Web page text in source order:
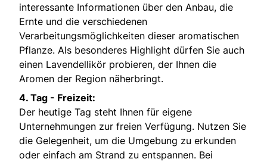
interessante Informationen über den Anbau, die
Ernte und die verschiedenen
Verarbeitungsmöglichkeiten dieser aromatischen
Pflanze. Als besonderes Highlight dürfen Sie auch
einen Lavendellikör probieren, der Ihnen die
Aromen der Region näherbringt.
4. Tag - Freizeit:
Der heutige Tag steht Ihnen für eigene
Unternehmungen zur freien Verfügung. Nutzen Sie
die Gelegenheit, um die Umgebung zu erkunden
oder einfach am Strand zu entspannen. Bei